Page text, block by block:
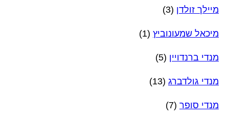
מיילך זולדן (3)
מיכאל שמעונוביץ (1)
מנדי ברנדויין (5)
מנדי גולדברג (13)
מנדי סופר (7)